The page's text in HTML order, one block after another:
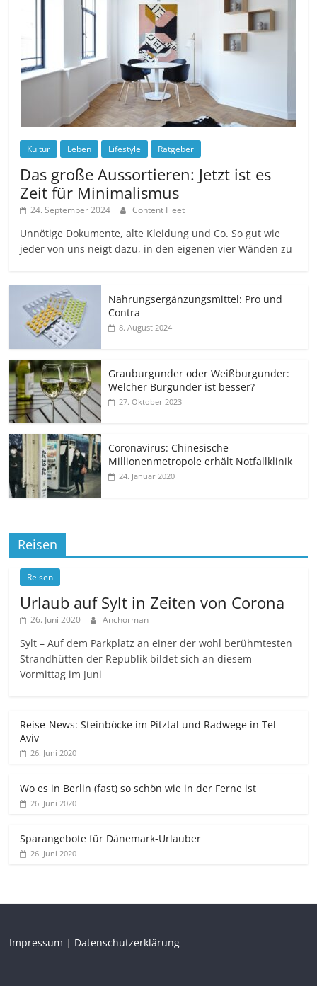
Kultur Leben Lifestyle Ratgeber
Das große Aussortieren: Jetzt ist es
Zeit für Minimalismus
24. September 2024 Content Fleet
Unnötige Dokumente, alte Kleidung und Co. So gut wie
jeder von uns neigt dazu, in den eigenen vier Wänden zu
Nahrungsergänzungsmittel: Pro und
Contra
8. August 2024
Grauburgunder oder Weißburgunder:
Welcher Burgunder ist besser?
27. Oktober 2023
Coronavirus: Chinesische
Millionenmetropole erhält Notfallklinik
24. Januar 2020
Reisen
Reisen
Urlaub auf Sylt in Zeiten von Corona
26. Juni 2020 Anchorman
Sylt – Auf dem Parkplatz an einer der wohl berühmtesten
Strandhütten der Republik bildet sich an diesem
Vormittag im Juni
Reise-News: Steinböcke im Pitztal und Radwege in Tel
Aviv
26. Juni 2020
Wo es in Berlin (fast) so schön wie in der Ferne ist
26. Juni 2020
Sparangebote für Dänemark-Urlauber
26. Juni 2020
Impressum | Datenschutzerklärung